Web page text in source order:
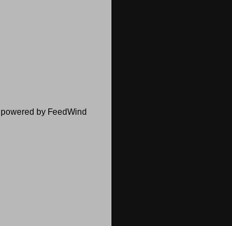
powered by FeedWind